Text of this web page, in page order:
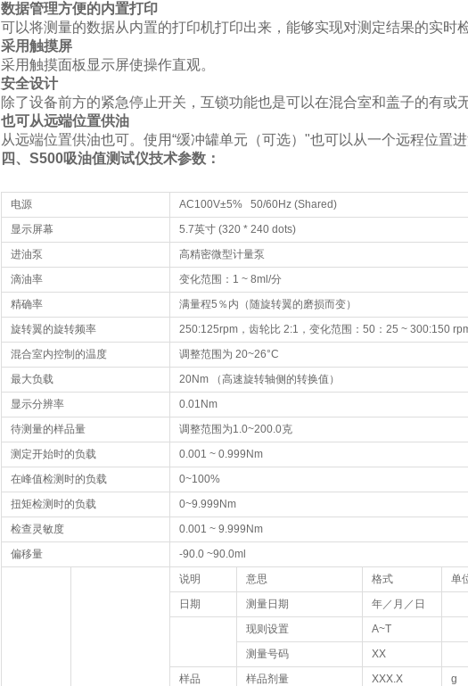
数据管理方便的内置打印
可以将测量的数据从内置的打印机打印出来，能够实现对测定结果的实时
采用触摸屏
采用触摸面板显示屏使操作直观。
安全设计
除了设备前方的紧急停止开关，互锁功能也是可以在混合室和盖子的有或
也可从远端位置供油
从远端位置供油也可。使用“缓冲罐单元（可选）"也可以从一个远程位置
四、S500吸油值测试仪技术参数：
电源
AC100V±5% 50/60Hz (Shared)
显示屏幕
5.7英寸 (320 * 240 dots)
进油泵
高精密微型计量泵
滴油率
变化范围：1 ~ 8ml/分
精确率
满量程5％内（随旋转翼的磨损而变）
旋转翼的旋转频率
250:125rpm，齿轮比 2:1，变化范围：50：25 ~ 300:150
混合室内控制的温度
调整范围为 20~26°C
最大负载
20Nm （高速旋转轴侧的转换值）
显示分辨率
0.01Nm
待测量的样品量
调整范围为1.0~200.0克
测定开始时的负载
0.001 ~ 0.999Nm
在峰值检测时的负载
0~100%
扭矩检测时的负载
0~9.999Nm
检查灵敏度
0.001 ~ 9.999Nm
偏移量
-90.0 ~90.0ml
说明 意思 格式
单
日期
测量日期
年／月／日
现则设置
A~T
测量号码
XX
样品
样品剂量 XXX.X
g